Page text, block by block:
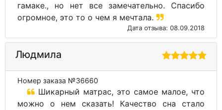
гамаке., но нет все замечательно. Спасибо
огромное, это то о чем я мечтала.
Дата отзыва: 08.09.2018
Людмила
Номер заказа №36660
Шикарный матрас, это самое малое, что
можно о нем сказать! Качество сна стало